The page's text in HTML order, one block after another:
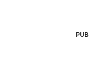
PUB